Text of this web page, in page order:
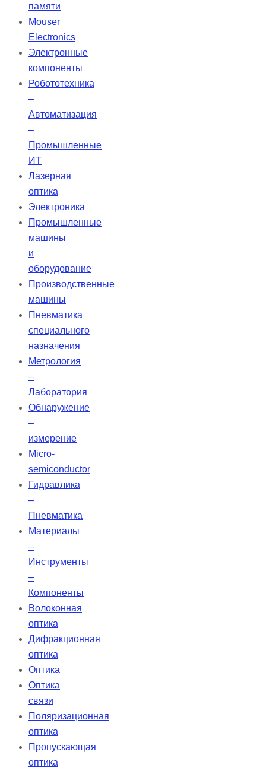
памяти
Mouser
Electronics
Электронные
компоненты
Робототехника
–
Автоматизация
–
Промышленные
ИТ
Лазерная
оптика
Электроника
Промышленные
машины
и
оборудование
Производственные
машины
Пневматика
специального
назначения
Метрология
–
Лаборатория
Обнаружение
–
измерение
Micro-
semiconductor
Гидравлика
–
Пневматика
Материалы
–
Инструменты
–
Компоненты
Волоконная
оптика
Дифракционная
оптика
Оптика
Оптика
связи
Поляризационная
оптика
Пропускающая
оптика